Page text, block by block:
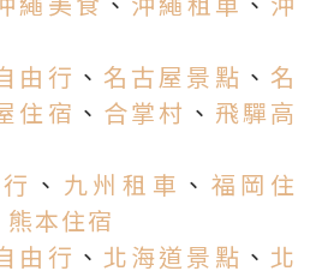
由行 、 名古屋景點 、 名
住宿 、 合掌村 、 飛驒高
、 九州租車 、 福岡住
熊本住宿
由行 、 北海道景點 、 北